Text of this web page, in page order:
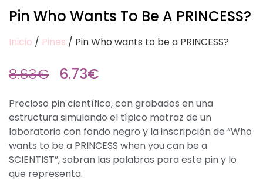
Pin Who Wants To Be A PRINCESS?
Inicio / Pines / Pin Who wants to be a PRINCESS?
8.63€ 6.73€
Precioso pin científico, con grabados en una
estructura simulando el típico matraz de un
laboratorio con fondo negro y la inscripción de “Who
wants to be a PRINCESS when you can be a
SCIENTIST”, sobran las palabras para este pin y lo
que representa.